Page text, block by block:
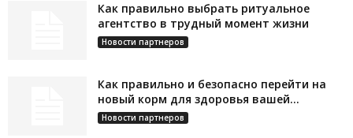
Как правильно выбрать ритуальное
агентство в трудный момент жизни
Новости партнеров
Как правильно и безопасно перейти на
новый корм для здоровья вашей...
Новости партнеров